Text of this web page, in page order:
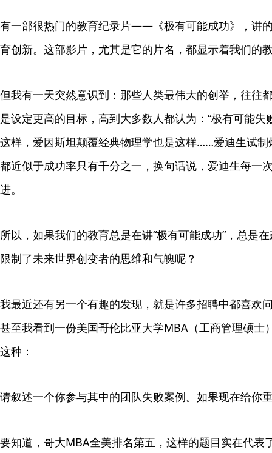
有一部很热门的教育纪录片——《极有可能成功》，讲
育创新。这部影片，尤其是它的片名，都显示着我们的
但我有一天突然意识到：那些人类最伟大的创举，往往
是设定更高的目标，高到大多数人都认为：“极有可能
这样，爱因斯坦颠覆经典物理学也是这样……爱迪生试
都近似于成功率只有千分之一，换句话说，爱迪生每一
进。
所以，如果我们的教育总是在讲“极有可能成功”，总是
限制了未来世界创变者的思维和气魄呢？
我最近还有另一个有趣的发现，就是许多招聘中都喜
甚至我看到一份美国哥伦比亚大学MBA（工商管理硕士
这种：
请叙述一个你参与其中的团队失败案例。如果现在给你
要知道，哥大MBA全美排名第五，这样的题目实在代表